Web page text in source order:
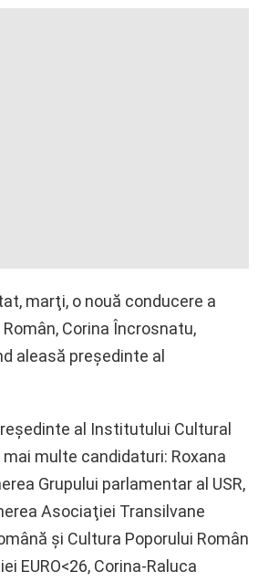
marţi, o nouă conducere a
Corina Încrosnatu,
aleasă preşedinte al
al Institutului Cultural
multe candidaturi: Roxana
Grupului parlamentar al USR,
Asociaţiei Transilvane
şi Cultura Poporului Român
EURO<26, Corina-Raluca